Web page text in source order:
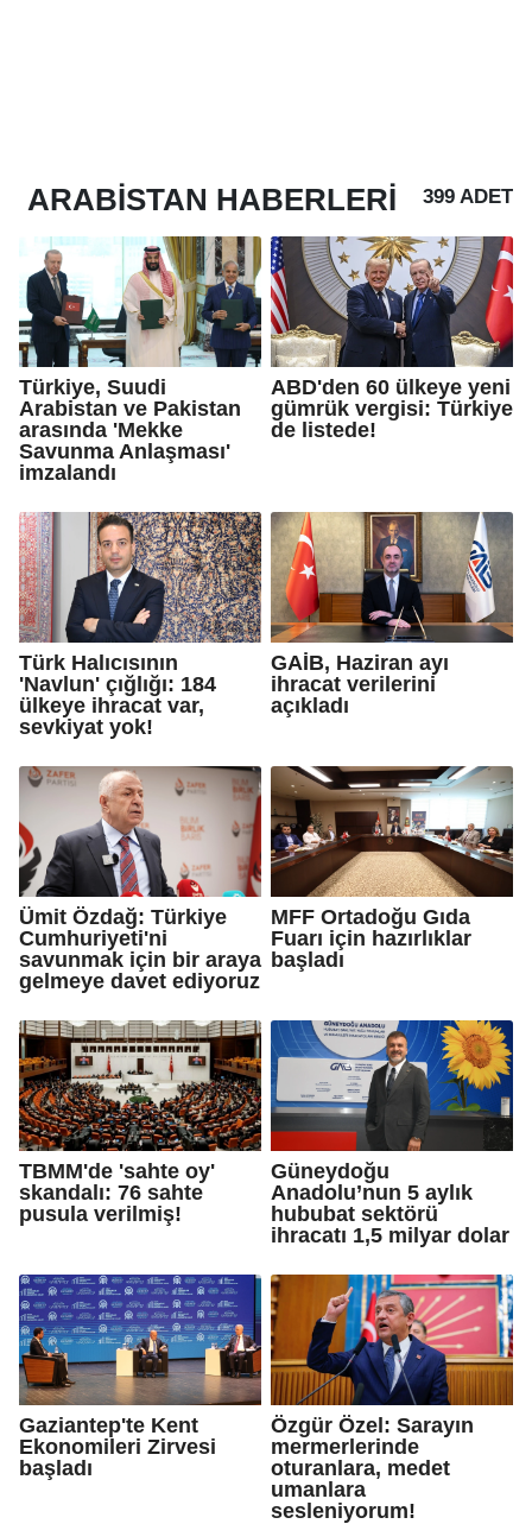
ARABISTAN HABERLERI 399 ADET
Türkiye, Suudi
Arabistan ve Pakistan
arasında 'Mekke
Savunma Anlaşması'
imzalandı
ABD'den 60 ülkeye yeni
gümrük vergisi: Türkiye
de listede!
Türk Halıcısının
'Navlun' çığlığı: 184
ülkeye ihracat var,
sevkiyat yok!
GAİB, Haziran ayı
ihracat verilerini
açıkladı
Ümit Özdağ: Türkiye
Cumhuriyeti'ni
savunmak için bir araya
gelmeye davet ediyoruz
MFF Ortadoğu Gıda
Fuarı için hazırlıklar
başladı
TBMM'de 'sahte oy'
skandalı: 76 sahte
pusula verilmiş!
Güneydoğu
Anadolu’nun 5 aylık
hububat sektörü
ihracatı 1,5 milyar dolar
Gaziantep'te Kent
Ekonomileri Zirvesi
başladı
Özgür Özel: Sarayın
mermerlerinde
oturanlara, medet
umanlara
sesleniyorum!